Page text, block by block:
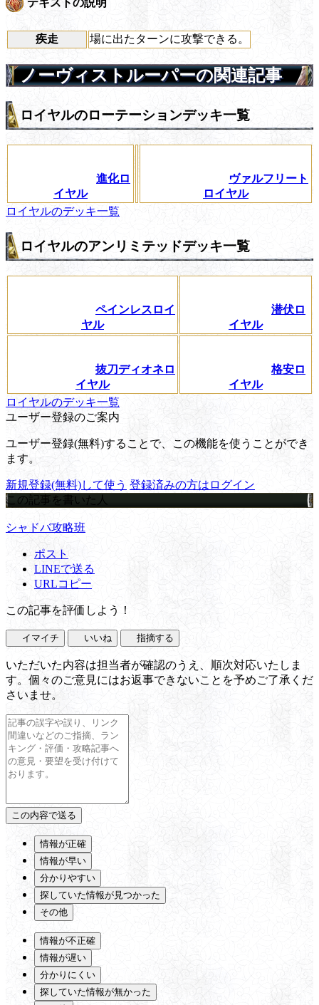
疾走 場に出たターンに攻撃できる。
ノーヴィストルーパーの関連記事
ロイヤルのローテーションデッキ一覧
進化ロ
イヤル
ヴァルフリート
ロイヤル
ロイヤルのデッキ一覧
ロイヤルのアンリミテッドデッキ一覧
ペインレスロイ
ヤル
潜伏ロ
イヤル
抜刀ディオネロ
イヤル
格安ロ
イヤル
ロイヤルのデッキ一覧
ユーザー登録のご案内
ユーザー登録(無料)することで、この機能を使うことができ
ます。
新規登録(無料)して使う 登録済みの方はログイン
この記事を書いた人
シャドバ攻略班
ポスト
LINEで送る
URLコピー
この記事を評価しよう！
イマイチ いいね 指摘する
いただいた内容は担当者が確認のうえ、順次対応いたしま
す。個々のご意見にはお返事できないことを予めご了承くだ
さいませ。
情報が正確
情報が早い
分かりやすい
探していた情報が見つかった
その他
情報が不正確
情報が遅い
分かりにくい
探していた情報が無かった